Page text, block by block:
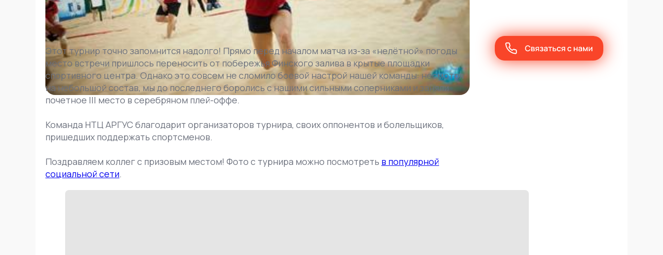
Этот турнир точно запомнится надолго! Прямо перед началом матча из-за «нелётной» погоды
место встречи пришлось переносить от побережья Финского залива в крытые площадки
спортивного центра. Однако это совсем не сломило боевой настрой нашей команды: несмотря
на небольшой состав, мы до последнего боролись с нашими сильными соперниками и заняли
почетное III место в серебряном плей-оффе.
Команда НТЦ АРГУС благодарит организаторов турнира, своих оппонентов и болельщиков,
пришедших поддержать спортсменов.
Поздравляем коллег с призовым местом! Фото с турнира можно посмотреть в популярной
социальной сети.